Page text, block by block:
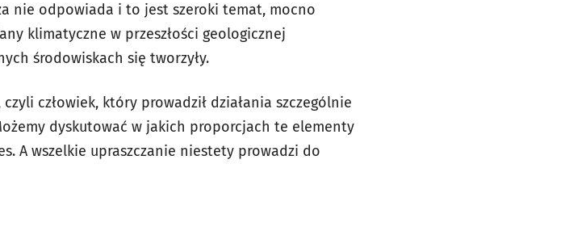
nie odpowiada i to jest szeroki temat, mocno
klimatyczne w przeszłości geologicznej
środowiskach się tworzyły.
człowiek, który prowadził działania szczególnie
dyskutować w jakich proporcjach te elementy
A wszelkie upraszczanie niestety prowadzi do